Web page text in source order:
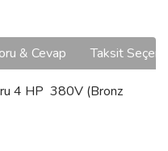
& Cevap Taksit
4 HP 380V (Bronz